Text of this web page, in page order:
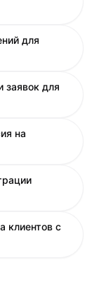
для
заявок для
на
клиентов с